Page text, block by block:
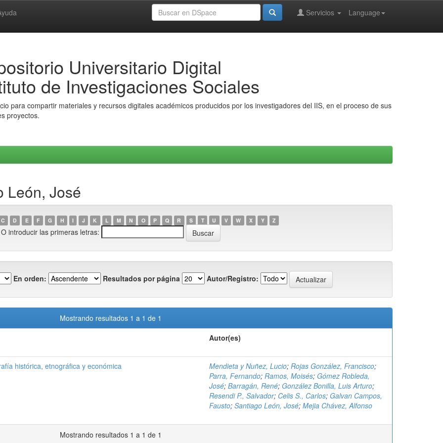
Language
Servicios
Universitario Digital
de Investigaciones Sociales
para compartir materiales y recursos digitales académicos producidos por los investigadores del IIS, en el proceso de sus
proyectos.
León, José
C D E F G H I J K L M N O P Q R S T U V W X Y Z
O introducir las primeras letras:
En orden: Resultados por página Autor/Registro:
Mostrando resultados 1 a 1 de 1
Autor(es)
histórica, etnográfica y económica Mendieta y Nuñez, Lucio; Rojas González, Francisco;
Parra, Fernando; Ramos, Moisés; Gómez Robleda,
José; Barragán, René; González Bonilla, Luis Arturo;
Resendi P., Salvador; Celis S., Carlos; Galvan Campos,
Fausto; Santiago León, José; Mejia Chávez, Alfonso
Mostrando resultados 1 a 1 de 1